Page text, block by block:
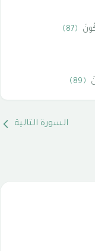
﴿87﴾
﴿89﴾
السورة التالية